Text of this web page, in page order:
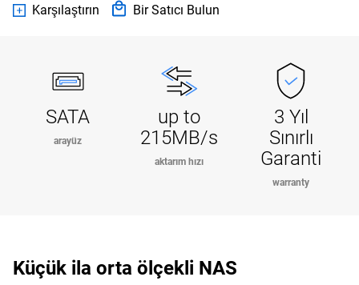
Karşılaştırın Bir Satıcı Bulun
SATA
arayüz
up to
215MB/s
aktarım hızı
3 Yıl
Sınırlı
Garanti
warranty
Küçük ila orta ölçekli NAS